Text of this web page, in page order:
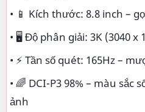
• 📱 Kích thước: 8.8 inch –
• 🖥️ Độ phân giải: 3K (3040 x
• ⚡ Tần số quét: 165Hz –
• 🌈 DCI-P3 98% – màu sắc
ảnh